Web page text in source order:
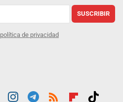
SUSCRIBIR
política de privacidad